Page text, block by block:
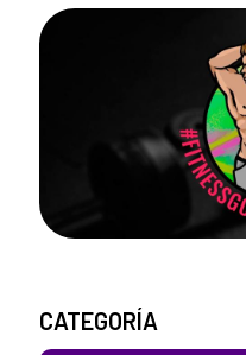
CATEGORÍA